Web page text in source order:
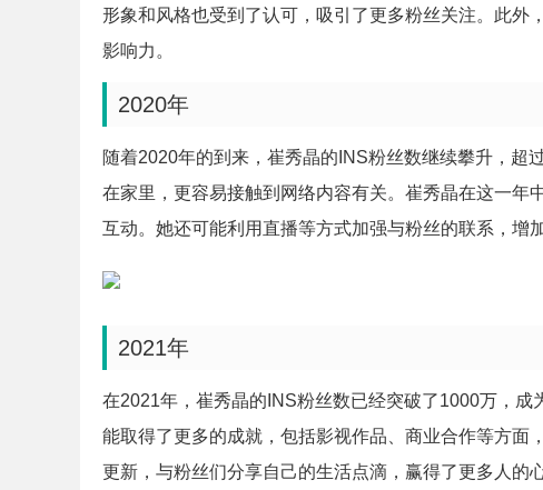
形象和风格也受到了认可，吸引了更多粉丝关注。此外
影响力。
2020年
随着2020年的到来，崔秀晶的INS粉丝数继续攀升，超
在家里，更容易接触到网络内容有关。崔秀晶在这一年
互动。她还可能利用直播等方式加强与粉丝的联系，增
2021年
在2021年，崔秀晶的INS粉丝数已经突破了1000万，
能取得了更多的成就，包括影视作品、商业合作等方面
更新，与粉丝们分享自己的生活点滴，赢得了更多人的心